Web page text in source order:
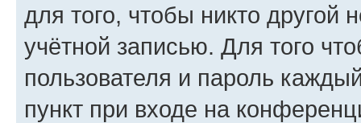
для того, чтобы никто другой
учётной записью. Для того
пользователя и пароль
пункт при входе на